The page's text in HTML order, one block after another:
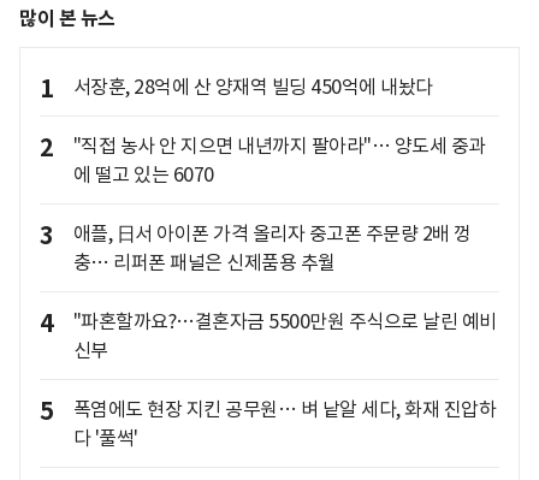
많이 본 뉴스
1 서장훈, 28억에 산 양재역 빌딩 450억에 내놨다
2
"직접 농사 안 지으면 내년까지 팔아라"… 양도세 중과
에 떨고 있는 6070
3
애플, 日서 아이폰 가격 올리자 중고폰 주문량 2배 껑
충… 리퍼폰 패널은 신제품용 추월
4
"파혼할까요?…결혼자금 5500만원 주식으로 날린 예비
신부
5
폭염에도 현장 지킨 공무원… 벼 낱알 세다, 화재 진압하
다 '풀썩'